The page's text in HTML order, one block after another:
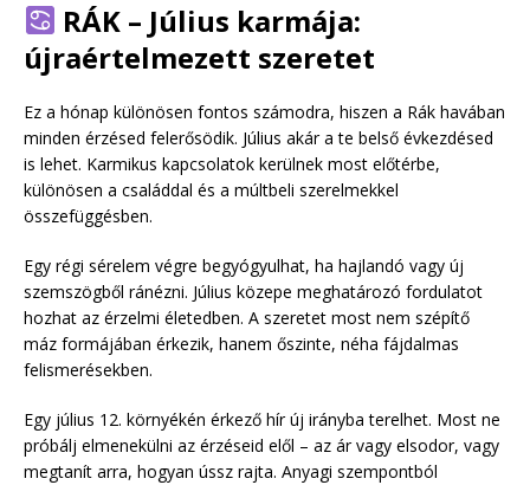
RÁK – Július karmája:
újraértelmezett szeretet
Ez a hónap különösen fontos számodra, hiszen a Rák havában
minden érzésed felerősödik. Július akár a te belső évkezdésed
is lehet. Karmikus kapcsolatok kerülnek most előtérbe,
különösen a családdal és a múltbeli szerelmekkel
összefüggésben.
Egy régi sérelem végre begyógyulhat, ha hajlandó vagy új
szemszögből ránézni. Július közepe meghatározó fordulatot
hozhat az érzelmi életedben. A szeretet most nem szépítő
máz formájában érkezik, hanem őszinte, néha fájdalmas
felismerésekben.
Egy július 12. környékén érkező hír új irányba terelhet. Most ne
próbálj elmenekülni az érzéseid elől – az ár vagy elsodor, vagy
megtanít arra, hogyan ússz rajta. Anyagi szempontból